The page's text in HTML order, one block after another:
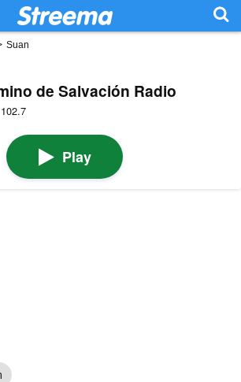
Suan
de Salvación Radio
Play